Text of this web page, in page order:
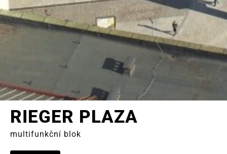
RIEGER PLAZA
multifunkční blok